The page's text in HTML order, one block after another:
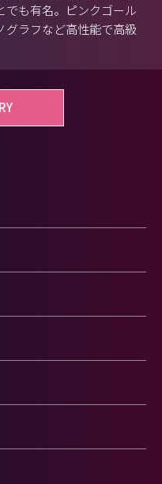
でも有名。ピンクゴール
グラフなど高性能で高級